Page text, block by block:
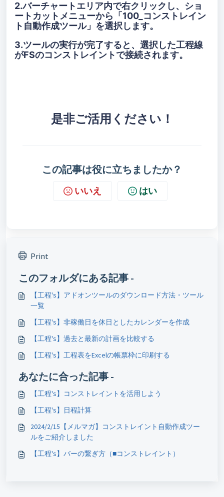
2.バーチャートエリア内で右クリックし、ショ
ートカットメニューから 「100_コンストレイン
ト自動作成ツール」を選択します。
3.ツールの実行が完了すると、選択した工程線
がFSのコンストレイントで接続されます。
是非ご活用ください！
この記事は役に立ちましたか？
いいえ はい
Print
このフォルダにある記事 -
【工程's】アドオンツールのダウンロード方法・ツール
一覧
【工程's】非稼働日を休日としたカレンダーを作成
【工程's】過去と最新の計画を比較する
【工程's】工程表をExcelの帳票枠に印刷する
あなたに合った記事 -
【工程's】コンストレイントを活用しよう
【工程's】日程計算
2024/2/15【メルマガ】コンストレイント自動作成ツー
ルをご紹介しました
【工程's】バーの繋ぎ方（■コンストレイント）